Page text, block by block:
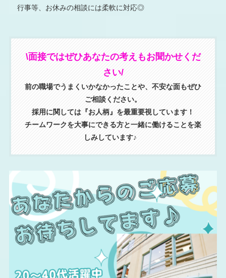
行事等、お休みの相談には柔軟に対応◎
\面接ではぜひあなたの考えもお聞かせくだ
さい/
前の職場でうまくいかなかったことや、不安な面もぜひ
ご相談ください。
採用に関しては『お人柄』を最重要視しています！
チームワークを大事にできる方と一緒に働けることを楽
しみしています♪